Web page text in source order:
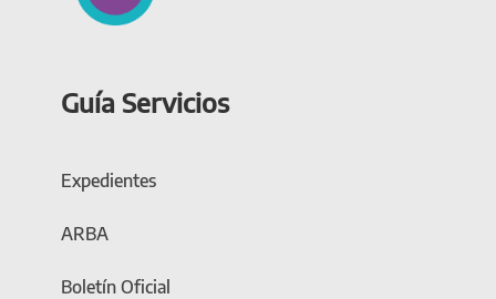
Guía Servicios
Expedientes
ARBA
Boletín Oficial